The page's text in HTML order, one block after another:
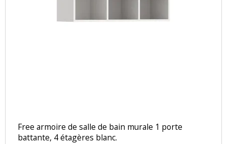
Free armoire de salle de bain murale 1 porte
battante, 4 étagères blanc.